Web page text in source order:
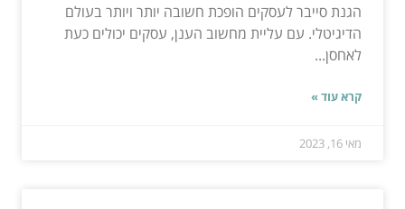
הגנת סייבר לעסקים הופכת חשובה יותר ויותר בעולם
הדיגיטלי. עם עליית מחשוב הענן, עסקים יכולים כעת
לאחסן...
קרא עוד »
מאי 16, 2023